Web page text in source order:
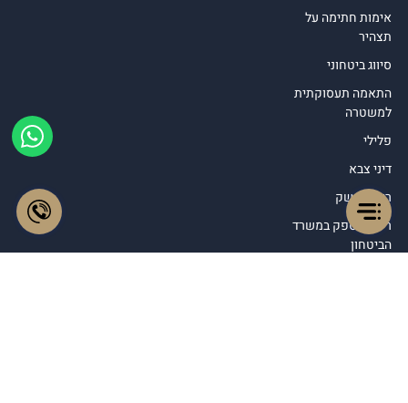
אימות חתימה על
תצהיר
סיווג ביטחוני
התאמה תעסוקתית
למשטרה
פלילי
דיני צבא
רישיון נשק
רישום ספק במשרד
הביטחון